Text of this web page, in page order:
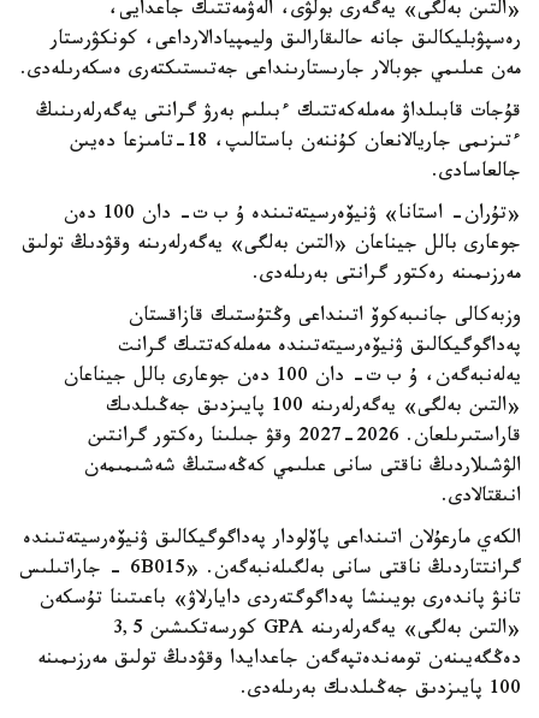
«التىن بەلگى» يەگەرى بولۋى، الەۋمەتتىك جاعدايى،
رەسپۋبليكالىق جانە حالىقارالىق وليمپيادالارداعى، كونكۋرستار
مەن عىلىمي جوبالار جارىستارىنداعى جەتىستىكتەرى ەسكەرىلەدى.
قۇجات قابىلداۋ مەملەكەتتىك ءبىلىم بەرۋ گرانتى يەگەرلەرىنىڭ
ءتىزىمى جاريالانعان كۇننەن باستالىپ، 18-تامىزعا دەيىن
جالعاسادى.
«تۇران- استانا» ۋنيۆەرسيتەتىندە ۇ ب ت- دان 100 دەن
جوعارى بالل جيناعان «التىن بەلگى» يەگەرلەرىنە وقۋدىڭ تولىق
مەرزىمىنە رەكتور گرانتى بەرىلەدى.
وزبەكالى جانىبەكوۆ اتىنداعى وڭتۇستىك قازاقستان
پەداگوگيكالىق ۋنيۆەرسيتەتىندە مەملەكەتتىك گرانت
يەلەنبەگەن، ۇ ب ت- دان 100 دەن جوعارى بالل جيناعان
«التىن بەلگى» يەگەرلەرىنە 100 پايىزدىق جەڭىلدىك
قاراستىرىلعان. 2026-2027 وقۋ جىلىنا رەكتور گرانتىن
الۋشىلاردىڭ ناقتى سانى عىلىمي كەڭەستىڭ شەشىمىمەن
انىقتالادى.
الكەي مارعۇلان اتىنداعى پاۆلودار پەداگوگيكالىق ۋنيۆەرسيتەتىندە
گرانتتاردىڭ ناقتى سانى بەلگىلەنبەگەن. «6B015 - جاراتىلىس
تانۋ پاندەرى بويىنشا پەداگوگتەردى دايارلاۋ» باعىتىنا تۇسكەن
«التىن بەلگى» يەگەرلەرىنە GPA كورسەتكىشىن 3,5
دەڭگەيىنەن تومەندەتپەگەن جاعدايدا وقۋدىڭ تولىق مەرزىمىنە
100 پايىزدىق جەڭىلدىك بەرىلەدى.